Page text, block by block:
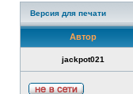
Версия для печати
Автор
jackpot021